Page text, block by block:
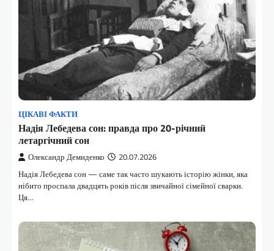
ЦІКАВІ ФАКТИ
Надія Лебедева сон: правда про 20-річний
летаргічний сон
Олександр Демиденко 20.07.2026
Надія Лебедева сон — саме так часто шукають історію жінки, яка
нібито проспала двадцять років після звичайної сімейної сварки.
Ця…